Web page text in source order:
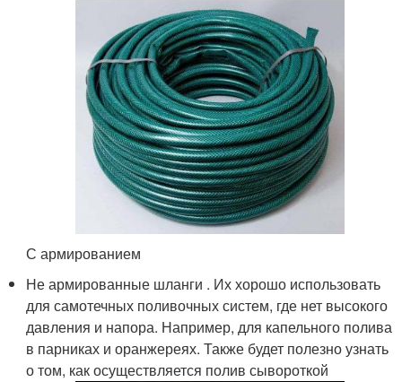
С армированием
Не армированные шланги . Их хорошо использовать
для самотечных поливочных систем, где нет высокого
давления и напора. Например, для капельного полива
в парниках и оранжереях. Также будет полезно узнать
о том, как осуществляется полив сывороткой